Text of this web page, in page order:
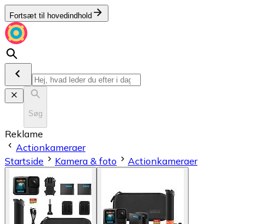
Fortsæt til hovedindhold
Søg
Reklame
Actionkameraer
Startside
Kamera & foto Actionkameraer